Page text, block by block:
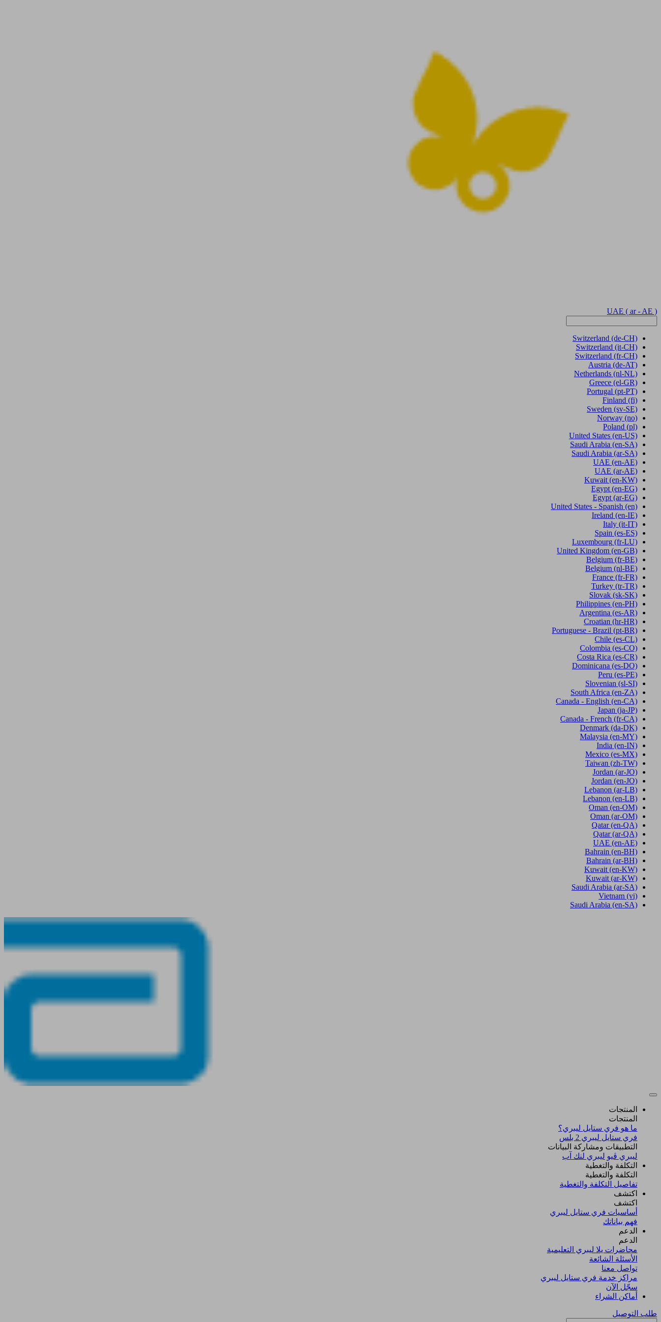
UAE ( ar - AE )
Switzerland (de-CH)
Switzerland (it-CH)
Switzerland (fr-CH)
Austria (de-AT)
Netherlands (nl-NL)
Greece (el-GR)
Portugal (pt-PT)
Finland (fi)
Sweden (sv-SE)
Norway (no)
Poland (pl)
United States (en-US)
Saudi Arabia (en-SA)
Saudi Arabia (ar-SA)
UAE (en-AE)
UAE (ar-AE)
Kuwait (en-KW)
Egypt (en-EG)
Egypt (ar-EG)
United States - Spanish (en)
Ireland (en-IE)
Italy (it-IT)
Spain (es-ES)
Luxembourg (fr-LU)
United Kingdom (en-GB)
Belgium (fr-BE)
Belgium (nl-BE)
France (fr-FR)
Turkey (tr-TR)
Slovak (sk-SK)
Philippines (en-PH)
Argentina (es-AR)
Croatian (hr-HR)
Portuguese - Brazil (pt-BR)
Chile (es-CL)
Colombia (es-CO)
Costa Rica (es-CR)
Dominicana (es-DO)
Peru (es-PE)
Slovenian (sl-SI)
South Africa (en-ZA)
Canada - English (en-CA)
Japan (ja-JP)
Canada - French (fr-CA)
Denmark (da-DK)
Malaysia (en-MY)
India (en-IN)
Mexico (es-MX)
Taiwan (zh-TW)
Jordan (ar-JO)
Jordan (en-JO)
Lebanon (ar-LB)
Lebanon (en-LB)
Oman (en-OM)
Oman (ar-OM)
Qatar (en-QA)
Qatar (ar-QA)
UAE (en-AE)
Bahrain (en-BH)
Bahrain (ar-BH)
Kuwait (en-KW)
Kuwait (ar-KW)
Saudi Arabia (ar-SA)
Vietnam (vi)
Saudi Arabia (en-SA)
المنتجات
المنتجات
ما هو فري ستايل ليبري؟
فري ستايل ليبري 2 بلس​
التطبيقات ومشاركة البيانات
ليبري ڤيو ليبري لنك آب
التكلفة والتغطية
التكلفة والتغطية
تفاصيل التكلفة والتغطية
اكتشف​
اكتشف​
أساسيات فري ستايل ليبري
فهم بياناتك
الدعم
الدعم
محاضرات يلا ليبري التعليمية
الأسئلة الشائعة
تواصل معنا
مراكز خدمة فري ستايل ليبري
سجّل الآن​
أماكن الشراء
طلب التوصيل